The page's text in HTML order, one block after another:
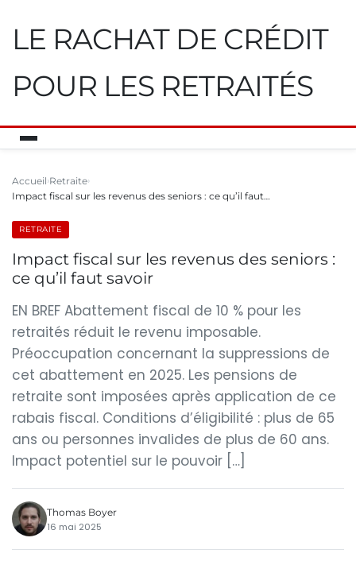
LE RACHAT DE CRÉDIT
POUR LES RETRAITÉS
Accueil Retraite
Impact fiscal sur les revenus des seniors : ce qu’il faut…
RETRAITE
Impact fiscal sur les revenus des seniors :
ce qu’il faut savoir
EN BREF Abattement fiscal de 10 % pour les
retraités réduit le revenu imposable.
Préoccupation concernant la suppressions de
cet abattement en 2025. Les pensions de
retraite sont imposées après application de ce
rabais fiscal. Conditions d’éligibilité : plus de 65
ans ou personnes invalides de plus de 60 ans.
Impact potentiel sur le pouvoir […]
Thomas Boyer
16 mai 2025